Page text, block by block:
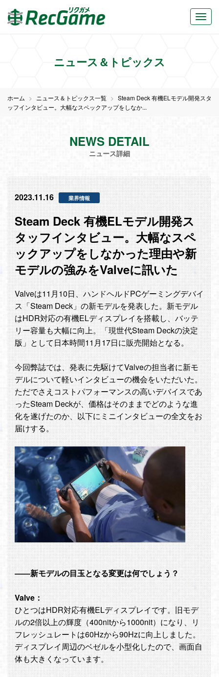
ニュース＆トピックス
ホーム ニュース＆トピックス一覧
Steam Deck 有機ELモデル開発スタ
ッフインタビュー。大幅なスペックアップをしなか...
NEWS DETAIL
ニュース詳細
2023.11.16 業界情報
Steam Deck 有機ELモデル開発ス
タッフインタビュー。大幅なスペ
ックアップをしなかった理由や新
モデルの強みをValveに訊いた
Valveは11月10日、ハンドヘルドPCゲーミングデバイ
ス「Steam Deck」の新モデルを発表した。新モデル
はHDR対応の有機ELディスプレイを搭載し、バッテ
リー容量も大幅に向上。「現世代Steam Deckの決定
版」として日本時間11月17日に販売開始となる。
今回弊誌では、発表に先駆けてValveの担当者に新モ
デルについて軽いインタビューの機会をいただいた。
ただでさえコストパフォーマンスの高いデバイスであ
ったSteam Deckが、価格はそのままでどのような進
化を遂げたのか、以下にミニインタビューの全文をお
届けする。
――新モデルの目玉となる変更は何でしょう？
Valve：
ひとつはHDR対応有機ELディスプレイです。旧モデ
ルの2倍以上の輝度（400nitから1000nit）になり、リ
フレッシュレートは60Hzから90Hzに向上しました。
ディスプレイ周辺のベゼルを小型化したので、画面自
体も大きくなっています。